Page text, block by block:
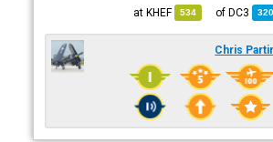
DC3
534
at
KHEF
Chris